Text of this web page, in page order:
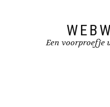
Een voorproefje